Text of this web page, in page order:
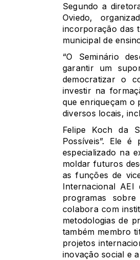
Segundo a
Oviedo,
incorporação das
municipal de
“O Seminário
garantir um
democratizar o
investir na
que enriqueçam o
diversos locais,
Felipe Koch da
Possíveis”. Ele
especializado na
moldar futuros
as funções de
Internacional AEI
programas
colabora com
metodologias de
também membro
projetos
inovação social e